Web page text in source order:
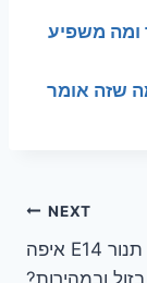
ומה משפיע
שזה אומר
NEXT
נורת תנור E14 איפה
בזול ובמהירות?